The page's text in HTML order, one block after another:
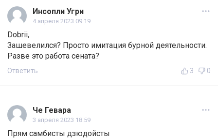
Инсопли Угри
4 апреля 2023 09:19
Dobrii,
Зашевелился? Просто имитация бурной деятельности.
Разве это работа сената?
Ответить 3 0
Че Гевара
3 апреля 2023 18:59
Прям самбисты дзюдойсты